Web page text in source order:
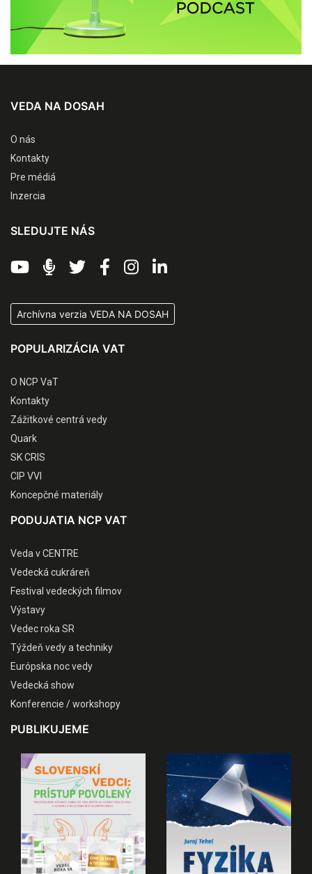
VEDA NA DOSAH
O nás
Kontakty
Pre médiá
Inzercia
SLEDUJTE NÁS
Archívna verzia VEDA NA DOSAH
POPULARIZÁCIA VAT
O NCP VaT
Kontakty
Zážitkové centrá vedy
Quark
SK CRIS
CIP VVI
Koncepčné materiály
PODUJATIA NCP VAT
Veda v CENTRE
Vedecká cukráreň
Festival vedeckých filmov
Výstavy
Vedec roka SR
Týždeň vedy a techniky
Európska noc vedy
Vedecká show
Konferencie / workshopy
PUBLIKUJEME